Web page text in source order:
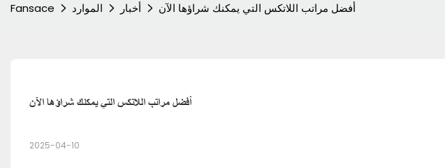
Fansace الموارد أخبار أفضل مراتب اللاتكس التي يمكنك شراؤها الآن
أفضل مراتب اللاتكس التي يمكنك شراؤها الآن
2025-04-10